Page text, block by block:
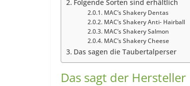
Folgende Sorten sind erhältlich
MAC’s Shakery Dentas
MAC’s Shakery Anti- Hairball
MAC’s Shakery Salmon
MAC’s Shakery Cheese
Das sagen die Taubertalperser
Das sagt der Hersteller